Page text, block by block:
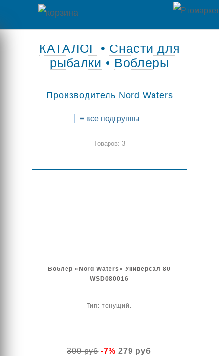
КАТАЛОГ • Снасти для
рыбалки • Воблеры
Производитель Nord Waters
≡все подгруппы
Товаров: 3
Воблер «Nord Waters» Универсал 80
WSD080016
Тип: тонущий.
300 руб-7% 279 руб